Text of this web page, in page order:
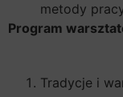
metody
Program
Tradycje i